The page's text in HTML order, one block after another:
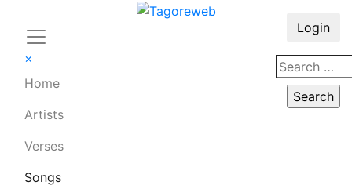
×
Home
Artists
Verses
Songs
Login